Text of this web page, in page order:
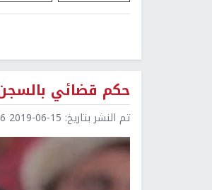
حكم قضائي
تم النشر بتاريخ: 2019-06-15 22:36